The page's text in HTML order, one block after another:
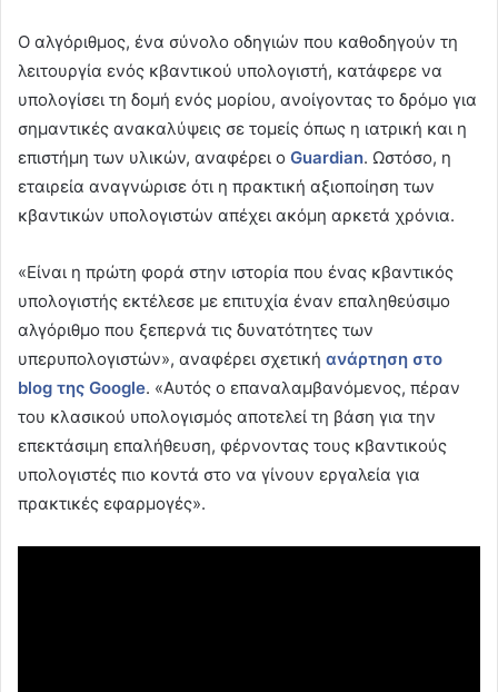
Ο αλγόριθμος, ένα σύνολο οδηγιών που καθοδηγούν τη
λειτουργία ενός κβαντικού υπολογιστή, κατάφερε να
υπολογίσει τη δομή ενός μορίου, ανοίγοντας το δρόμο για
σημαντικές ανακαλύψεις σε τομείς όπως η ιατρική και η
επιστήμη των υλικών, αναφέρει ο Guardian. Ωστόσο, η
εταιρεία αναγνώρισε ότι η πρακτική αξιοποίηση των
κβαντικών υπολογιστών απέχει ακόμη αρκετά χρόνια.
«Είναι η πρώτη φορά στην ιστορία που ένας κβαντικός
υπολογιστής εκτέλεσε με επιτυχία έναν επαληθεύσιμο
αλγόριθμο που ξεπερνά τις δυνατότητες των
υπερυπολογιστών», αναφέρει σχετική ανάρτηση στο
blog της Google. «Αυτός ο επαναλαμβανόμενος, πέραν
του κλασικού υπολογισμός αποτελεί τη βάση για την
επεκτάσιμη επαλήθευση, φέρνοντας τους κβαντικούς
υπολογιστές πιο κοντά στο να γίνουν εργαλεία για
πρακτικές εφαρμογές».